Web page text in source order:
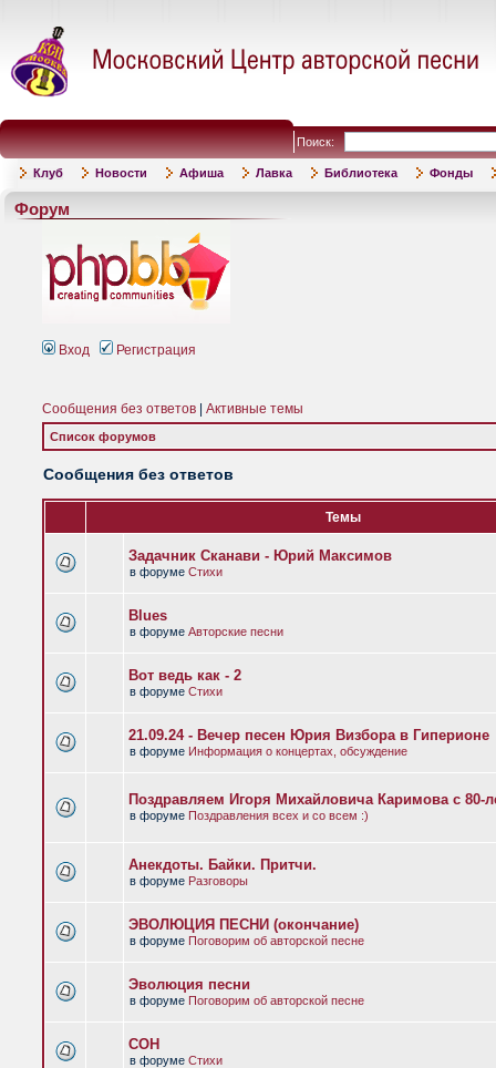
Поиск:
Клуб Новости Афиша Лавка Библиотека Фонды
Форум
Вход Регистрация
Сообщения без ответов Активные темы
Список форумов
Сообщения без ответов
Темы
Задачник Сканави - Юрий Максимов
в форуме Стихи
Blues
в форуме Авторские песни
Вот ведь как - 2
в форуме Стихи
21.09.24 - Вечер песен Юрия Визбора в Гиперионе
в форуме Информация о концертах, обсуждение
Поздравляем Игоря Михайловича Каримова с 80-
в форуме Поздравления всех и со всем :)
Анекдоты. Байки. Притчи.
в форуме Разговоры
ЭВОЛЮЦИЯ ПЕСНИ (окончание)
в форуме Поговорим об авторской песне
Эволюция песни
в форуме Поговорим об авторской песне
СОН
в форуме Стихи